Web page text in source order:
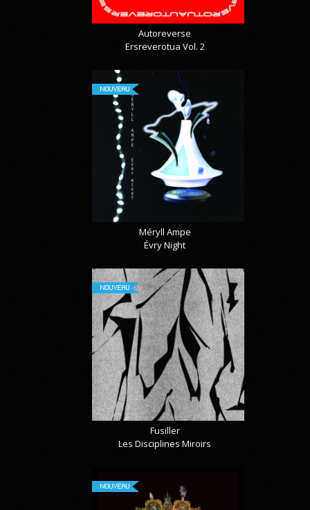
Autoreverse
Ersreverotua Vol. 2
NOUVEAU
Méryll Ampe
Évry Night
NOUVEAU
Fusiller
Les Disciplines Miroirs
NOUVEAU